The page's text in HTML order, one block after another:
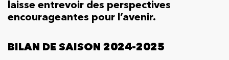
laisse entrevoir des perspectives
encourageantes pour l’avenir.
BILAN DE SAISON 2024-2025